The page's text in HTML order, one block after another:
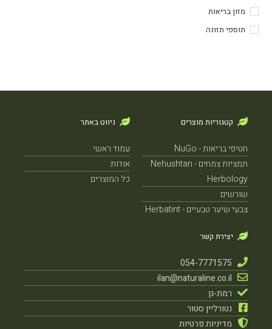
מזון בריאות
תוספי תזונה
קטגוריות מוצרים
חטיפי בריאות - NuGo
תמציות צמחים - Nehushtan
Herbology
שורשים
צבעי שיער טבעיים - Herbatint
ניווט באתר
עמוד ראשי
אודות
כל המוצרים
יצירת קשר
054-7771575
ilan@naturaline.co.il
רמת-גן
נטורליין סטור
מדיניות פרטיות